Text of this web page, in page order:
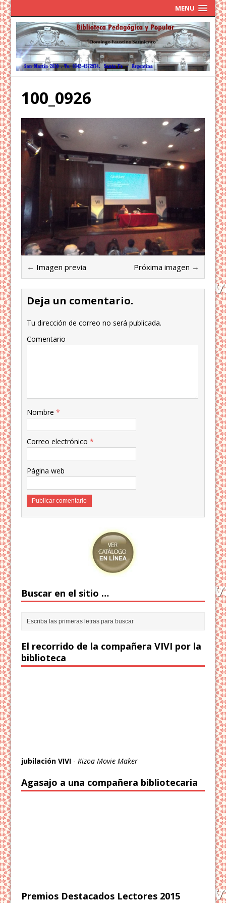
MENU
100_0926
← Imagen previa Próxima imagen →
Deja un comentario.
Tu dirección de correo no será publicada.
Comentario
Nombre*
Correo electrónico*
Página web
Buscar en el sitio …
El recorrido de la compañera VIVI por la
biblioteca
jubilación VIVI -Kizoa Movie Maker
Agasajo a una compañera bibliotecaria
Premios Destacados Lectores 2015